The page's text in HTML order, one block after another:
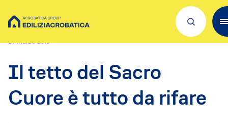
Scopri Acrobatica
Lavora con noi
Home/Press Releases Il tetto del Sacro Cuore è tutto da rifare
27 Marzo 2018
Il tetto del Sacro
Cuore è tutto da rifare